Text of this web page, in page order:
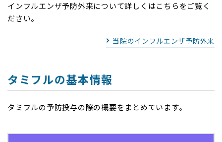
地域
対馬市
インフルエンザ予防外来について詳しくはこちらをご覧く
ださい。
当院のインフルエンザ予防外来
タミフルの基本情報
タミフルの予防投与の際の概要をまとめています。